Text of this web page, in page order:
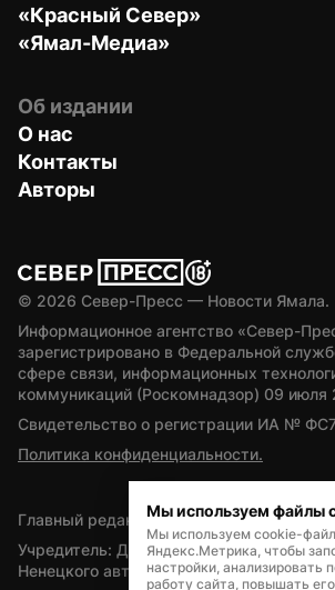
«Красный Север»
«Ямал-Медиа»
Об издании
О нас
Контакты
Авторы
© 2026 Север-Пресс — Новости Ямала.
Информационное агентство «Север-
зарегистрировано в Федеральной
сфере связи, информационных
коммуникаций (Роскомнадзор) 09 июля
Свидетельство о регистрации ИА №
Политика конфиденциальности.
Главный редактор — А.Л. Поздеев
Учредитель: Департамент внутренней
Ненецкого автономного округа
Мы используем файлы
Мы используем cookie-
Яндекс.Метрика, чтобы
настройки, анализировать
работу сайта, повышать его